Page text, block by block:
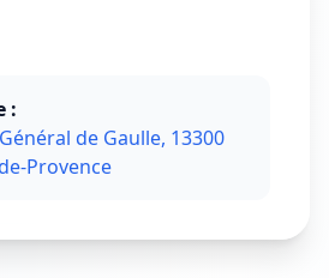
:
de Gaulle, 13300
Provence